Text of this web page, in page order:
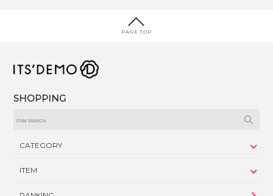
PAGE TOP
SHOPPING
CATEGORY
ITEM